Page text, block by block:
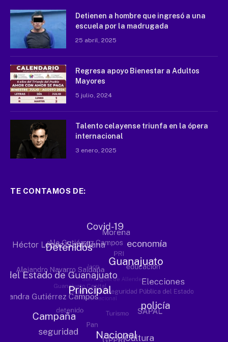
Detienen a hombre que ingresó a una
escuela por la madrugada
25 abril, 2025
Regresa apoyo Bienestar a Adultos
Mayores
5 julio, 2024
Talento celayense triunfa en la ópera
internacional
3 enero, 2025
TE CONTAMOS DE: